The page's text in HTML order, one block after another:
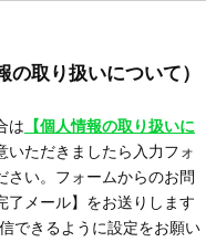
取り扱いについて）
は 【個人情報の取り扱いに
いただきましたら入力フォ
さい。フォームからのお問
了メール】をお送りします
できるように設定をお願い